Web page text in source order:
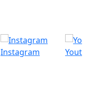
Instagram